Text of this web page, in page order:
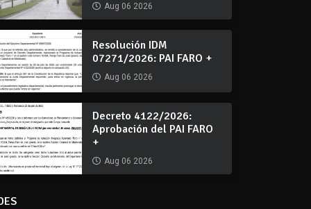
Aug 06 2026
Resolución IDM
07271/2026: PAI FARO +
Aug 06 2026
Decreto 4122/2026:
Aprobación del PAI FARO
+
Aug 06 2026